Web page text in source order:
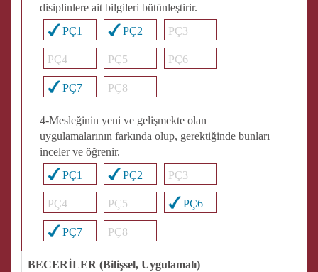
disiplinlere ait bilgileri bütünleştirir.
PÇ1
PÇ2 PÇ3
PÇ4 PÇ5 PÇ6
PÇ7 PÇ8
4-Mesleğinin yeni ve gelişmekte olan
uygulamalarının farkında olup, gerektiğinde bunları
inceler ve öğrenir.
PÇ1
PÇ2 PÇ3
PÇ4 PÇ5 PÇ6
PÇ7 PÇ8
BECERİLER (Bilişsel, Uygulamalı)